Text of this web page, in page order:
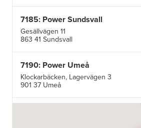
7185: Power Sundsvall
Gesällvägen 11
863 41 Sundsvall
7190: Power Umeå
Klockarbäcken, Lagervägen 3
901 37 Umeå